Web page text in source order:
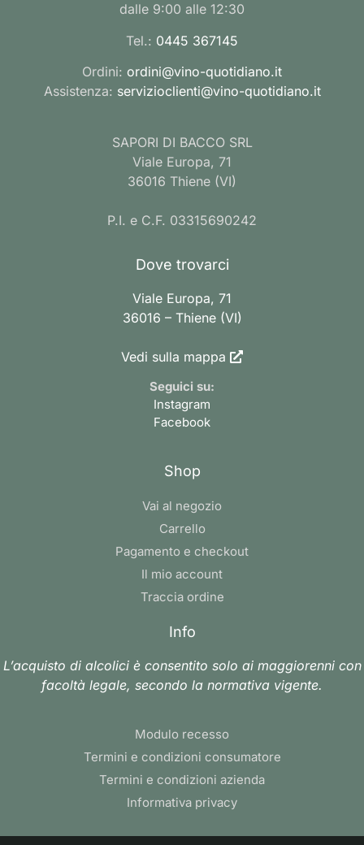
dalle 9:00 alle 12:30
Tel.: 0445 367145
Ordini: ordini@vino-quotidiano.it
Assistenza: servizioclienti@vino-quotidiano.it
SAPORI DI BACCO SRL
Viale Europa, 71
36016 Thiene (VI)
P.I. e C.F. 03315690242
Dove trovarci
Viale Europa, 71
36016 – Thiene (VI)
Vedi sulla mappa
Seguici su:
Instagram
Facebook
Shop
Vai al negozio
Carrello
Pagamento e checkout
Il mio account
Traccia ordine
Info
L’acquisto di alcolici è consentito solo ai maggiorenni con
facoltà legale, secondo la normativa vigente.
Modulo recesso
Termini e condizioni consumatore
Termini e condizioni azienda
Informativa privacy